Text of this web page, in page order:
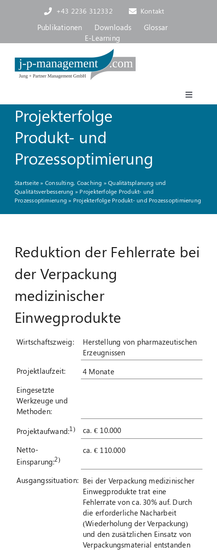
+43 2236 312332 Kontakt
Publikationen Downloads
Glossar
E-Learning
Toggle
Akademie
Consulting, Coaching
Über uns
Blog
nach:
Projekterfolge
Produkt- und
Prozessoptimierung
Startseite» Consulting, Coaching »Qualitätsplanung und
Qualitätsverbesserung » Projekterfolge Produkt- und
Prozessoptimierung » Projekterfolge Produkt- und Prozessoptimierung
Reduktion der Fehlerrate bei
der Verpackung
medizinischer
Einwegprodukte
Wirtschaftszweig:
Herstellung von pharmazeutischen
Erzeugnissen
Projektlaufzeit:
4 Monate
Eingesetzte
Werkzeuge und
Methoden:
Projektaufwand:1)
ca. € 10.000
Netto-
Einsparung:2)
ca. € 110.000
Ausgangssituation: Bei der Verpackung medizinischer
Einwegprodukte trat eine
Fehlerrate von ca. 30% auf. Durch
die erforderliche Nacharbeit
(Wiederholung der Verpackung)
und den zusätzlichen Einsatz von
Verpackungsmaterial entstanden